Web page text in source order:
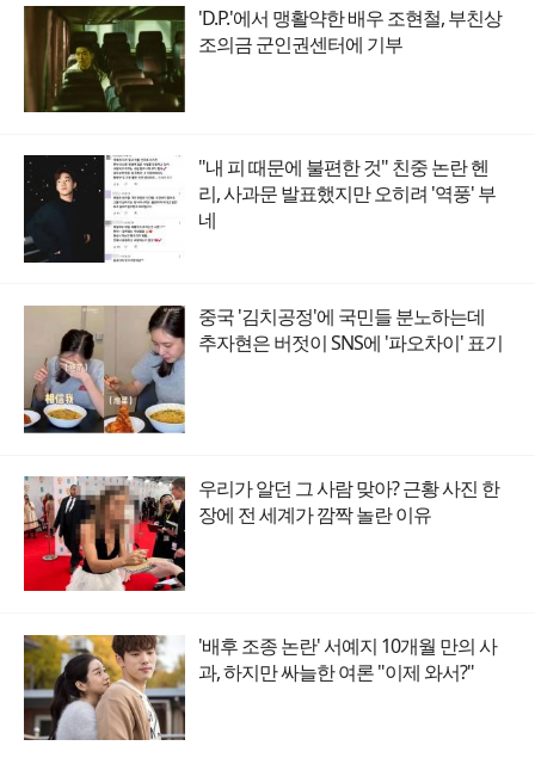
'D.P.'에서 맹활약한 배우 조현철, 부친상
조의금 군인권센터에 기부
"내 피 때문에 불편한 것" 친중 논란 헨
리, 사과문 발표했지만 오히려 '역풍' 부
네
중국 '김치공정'에 국민들 분노하는데
추자현은 버젓이 SNS에 '파오차이' 표기
우리가 알던 그 사람 맞아? 근황 사진 한
장에 전 세계가 깜짝 놀란 이유
'배후 조종 논란' 서예지 10개월 만의 사
과, 하지만 싸늘한 여론 "이제 와서?"